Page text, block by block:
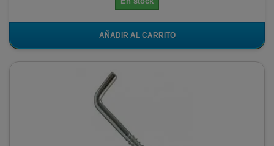
AÑADIR AL CARRITO